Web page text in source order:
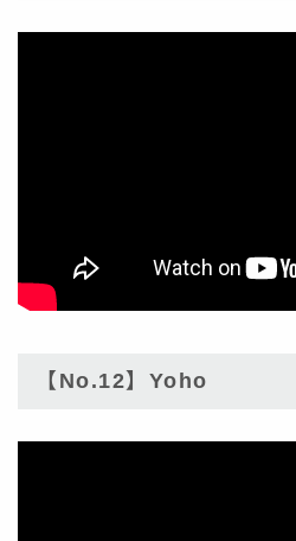
【No.12】Yoho